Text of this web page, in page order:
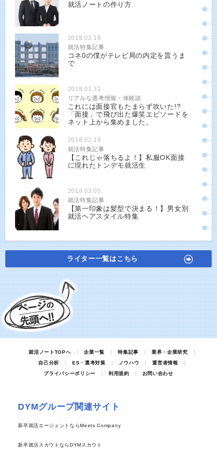
就活ノートの作り方
2018.02.19
就活特集記事
コネ0の僕がテレビ局の内定を貰うま
で
2018.01.31
リアルな選考情報・体験談
これには面接官もたまらず吹いた!?
「面接」で飛び出た爆笑エピソードを
ネット上から集めました。
2018.02.19
就活特集記事
【これじゃ落ちるよ！】私服OK面接
に現れたトンデモ就活生
2018.03.05
就活特集記事
【第一印象は髪型で決まる！】男女別
就活ヘアスタイル特集
ライター一覧はこちら
就活ノートTOPへ 企業一覧 特集記事
業界・企業研究
自己分析
ES・選考対策 ノウハウ
運営者情報
プライバシーポリシー
利用規約 お問い合わせ
DYMグループ関連サイト
新卒就活エージェントならMeets Company
新卒就活スカウトならDYMスカウト